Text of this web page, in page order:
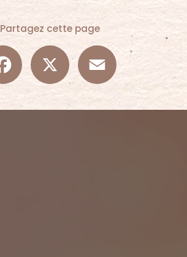
Partagez cette page
Facebook Email